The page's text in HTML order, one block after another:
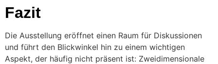
Fazit
Die Ausstellung eröffnet einen Raum für Diskussionen
und führt den Blickwinkel hin zu einem wichtigen
Aspekt, der häufig nicht präsent ist: Zweidimensionale